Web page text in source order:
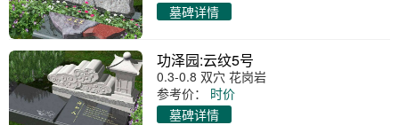
墓碑详情
功泽园:云纹5号
0.3-0.8 双穴 花岗岩
参考价：
时价
墓碑详情